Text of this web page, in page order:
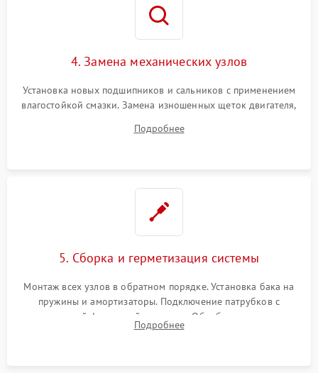
4. Замена механических узлов
Установка новых подшипников и сальников с применением
влагостойкой смазки. Замена изношенных щеток двигателя,
или поврежденной резиновой манжеты.
Подробнее
5. Сборка и герметизация системы
Монтаж всех узлов в обратном порядке. Установка бака на
пружины и амортизаторы. Подключение патрубков с
надежной фиксацией хомутами. Обработка стыков
герметиком для предотвращения возможных протечек воды.
Подробнее